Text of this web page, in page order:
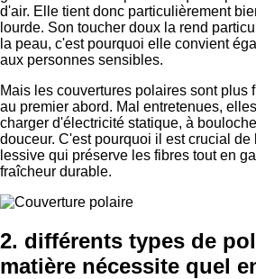
d'air. Elle tient donc particulièrement
lourde. Son toucher doux la rend
la peau, c'est pourquoi elle convient
aux personnes sensibles.
Mais les couvertures polaires sont plus
au premier abord. Mal entretenues,
charger d'électricité statique, à
douceur. C'est pourquoi il est crucial de
lessive qui préserve les fibres tout en
fraîcheur durable.
2. différents types de
matière nécessite quel